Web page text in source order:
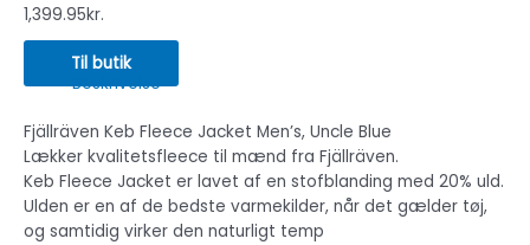
1,399.95kr.
Til butik
Beskrivelse
Fjällräven Keb Fleece Jacket Men’s, Uncle Blue
Lækker kvalitetsfleece til mænd fra Fjällräven.
Keb Fleece Jacket er lavet af en stofblanding med 20% uld.
Ulden er en af de bedste varmekilder, når det gælder tøj,
og samtidig virker den naturligt temp